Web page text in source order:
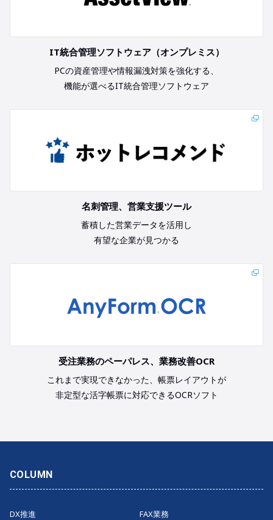
IT統合管理ソフトウェア（オンプレミス）
PCの資産管理や情報漏洩対策を強化する、
機能が選べるIT統合管理ソフトウェア
名刺管理、営業支援ツール
蓄積した営業データを活用し
有望な企業が見つかる
受注業務のペーパレス、業務改善OCR
これまで実現できなかった、帳票レイアウトが
非定型な活字帳票に対応できるOCRソフト
COLUMN
DX推進
FAX業務